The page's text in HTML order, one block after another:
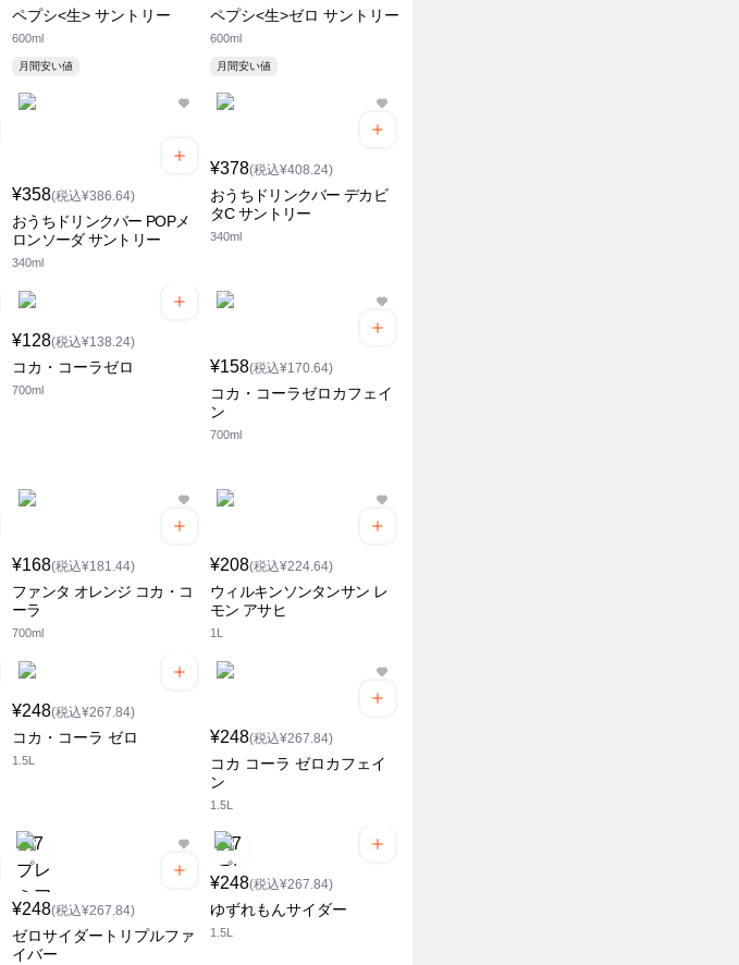
ペプシ<生> サントリー
600ml
月間安い値
ペプシ<生>ゼロ サントリー
600ml
月間安い値
¥358(税込¥386.64)
おうちドリンクバー POPメ
ロンソーダ サントリー
340ml
¥378(税込¥408.24)
おうちドリンクバー デカビ
タC サントリー
340ml
¥128(税込¥138.24)
コカ・コーラゼロ
700ml
¥158(税込¥170.64)
コカ・コーラゼロカフェイ
ン
700ml
¥168(税込¥181.44)
ファンタ オレンジ コカ・コ
ーラ
700ml
¥208(税込¥224.64)
ウィルキンソンタンサン レ
モン アサヒ
1L
¥248(税込¥267.84)
コカ・コーラ ゼロ
1.5L
¥248(税込¥267.84)
コカ コーラ ゼロカフェイ
ン
1.5L
¥248(税込¥267.84)
ゼロサイダートリプルファ
イバー
¥248(税込¥267.84)
ゆずれもんサイダー
1.5L